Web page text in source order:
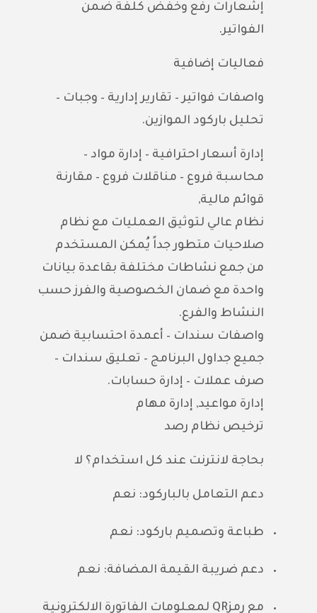
إشعارات رفع وخفض كلفة ضمن
الفواتير.
فعاليات إضافية
واصفات فواتير – تقارير إدارية – وجبات –
تحليل باركود الموازين.
إدارة أسعار احترافية – إدارة مواد –
محاسبة فروع – مناقلات فروع – مقارنة
قوائم مالية,
نظام عالي لتوثيق العمليات مع نظام
صلاحيات متطور جداً يُمكن المستخدم
من جمع نشاطات مختلفة بقاعدة بيانات
واحدة مع ضمان الخصوصية والفرز حسب
النشاط والفرع.
واصفات سندات – أعمدة احتسابية ضمن
جميع جداول البرنامج – تعليق سندات –
صرف عملات – إدارة حسابات.
إدارة مواعيد, إدارة مهام
ترخيص نظام رصد
بحاجة لانترنت عند كل استخدام؟ لا
دعم التعامل بالباركود: نعم
طباعة وتصميم باركود: نعم
دعم ضريبة القيمة المضافة: نعم
مع رمزQR لمعلومات الفاتورة الالكترونية